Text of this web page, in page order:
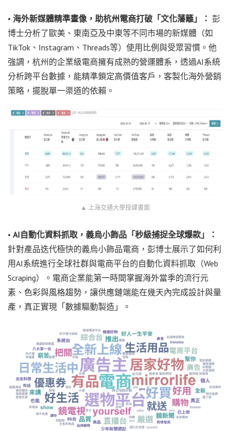
• 海外新媒體精準畫像，助杭州電商打破「文化藩籬」： 彭
博士分析了歐美、東南亞及中東等不同市場的新媒體（如
TikTok、Instagram、Threads等）使用比例與受眾習慣。他
強調，杭州的企業級電商擁有成熟的營運體系，透過AI系統
分析跨平台數據，能精準鎖定高價值客戶，客製化海外營銷
策略，擺脫單一渠道的依賴。
▲ 上海交通大學授課畫面
• AI自動化資料抓取，義烏小飾品「秒級捕捉全球爆款」：
針對產品迭代極快的義烏小飾品電商，彭博士展示了如何利
用AI系統進行全球社群與電商平台的自動化資料抓取（Web
Scraping）。電商企業能第一時間掌握海外當季的流行元
素、色彩與風格趨勢，讓供應鏈端能在幾天內完成設計與量
產，真正實現「數據驅動製造」。